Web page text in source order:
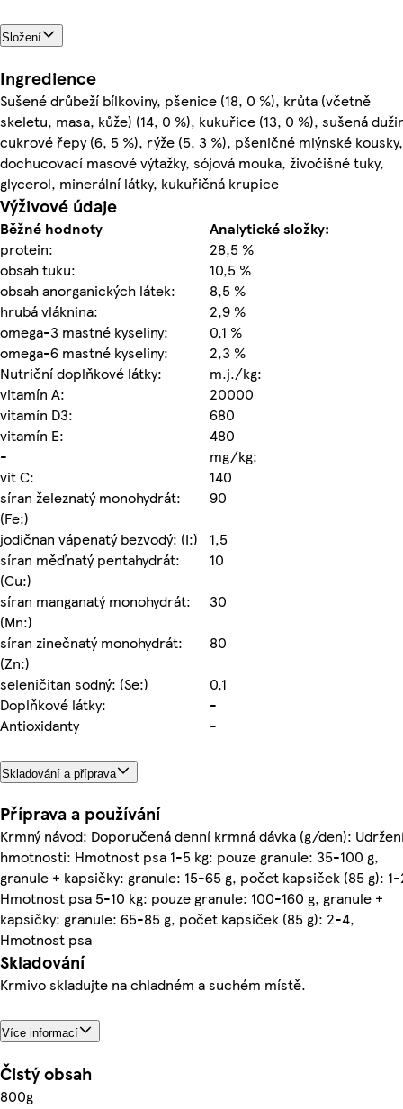
Složení
Ingredience
Sušené drůbeží bílkoviny, pšenice (18, 0 %), krůta (včetně
skeletu, masa, kůže) (14, 0 %), kukuřice (13, 0 %), sušená
cukrové řepy (6, 5 %), rýže (5, 3 %), pšeničné mlýnské kousky,
dochucovací masové výtažky, sójová mouka, živočišné tuky,
glycerol, minerální látky, kukuřičná krupice
Výživové údaje
Běžné hodnoty
Analytické složky:
protein:
28,5 %
obsah tuku:
10,5 %
obsah anorganických látek:
8,5 %
hrubá vláknina:
2,9 %
omega-3 mastné kyseliny:
0,1 %
omega-6 mastné kyseliny:
2,3 %
Nutriční doplňkové látky:
m.j./kg:
vitamín A:
20000
vitamín D3:
680
vitamín E:
480
-
mg/kg:
vit C:
140
síran železnatý monohydrát:
(Fe:)
90
jodičnan vápenatý bezvodý: (I:)
1,5
síran měďnatý pentahydrát:
(Cu:)
10
síran manganatý monohydrát:
(Mn:)
30
síran zinečnatý monohydrát:
(Zn:)
80
seleničitan sodný: (Se:)
0,1
Doplňkové látky:
-
Antioxidanty
-
Skladování a příprava
Příprava a používání
Krmný návod: Doporučená denní krmná dávka (g/den):
hmotnosti: Hmotnost psa 1-5 kg: pouze granule: 35-100 g,
granule + kapsičky: granule: 15-65 g, počet kapsiček (85 g):
Hmotnost psa 5-10 kg: pouze granule: 100-160 g, granule +
kapsičky: granule: 65-85 g, počet kapsiček (85 g): 2-4,
Hmotnost psa
Skladování
Krmivo skladujte na chladném a suchém místě.
Více informací
Čistý obsah
800g